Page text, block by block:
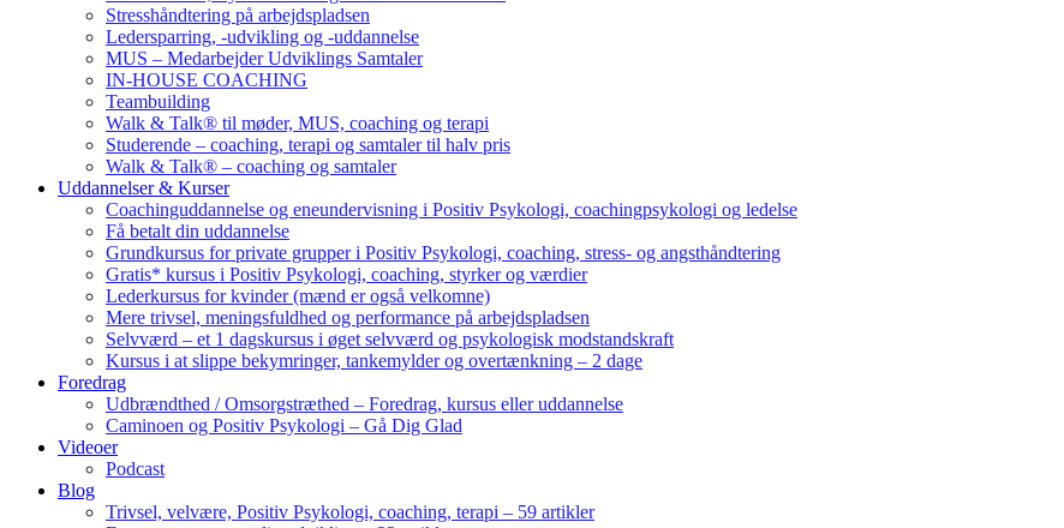
Stresshåndtering på arbejdspladsen
Ledersparring, -udvikling og -uddannelse
MUS – Medarbejder Udviklings Samtaler
IN-HOUSE COACHING
Teambuilding
Walk & Talk® til møder, MUS, coaching og terapi
Studerende – coaching, terapi og samtaler til halv pris
Walk & Talk® – coaching og samtaler
Uddannelser & Kurser
Coachinguddannelse og eneundervisning i Positiv Psykologi, coachingpsykologi og ledelse
Få betalt din uddannelse
Grundkursus for private grupper i Positiv Psykologi, coaching, stress- og angsthåndtering
Gratis* kursus i Positiv Psykologi, coaching, styrker og værdier
Lederkursus for kvinder (mænd er også velkomne)
Mere trivsel, meningsfuldhed og performance på arbejdspladsen
Selvværd – et 1 dagskursus i øget selvværd og psykologisk modstandskraft
Kursus i at slippe bekymringer, tankemylder og overtænkning – 2 dage
Foredrag
Udbrændthed / Omsorgstræthed – Foredrag, kursus eller uddannelse
Caminoen og Positiv Psykologi – Gå Dig Glad
Videoer
Podcast
Blog
Trivsel, velvære, Positiv Psykologi, coaching, terapi – 59 artikler